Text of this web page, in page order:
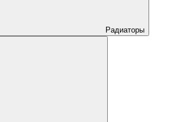
Радиаторы